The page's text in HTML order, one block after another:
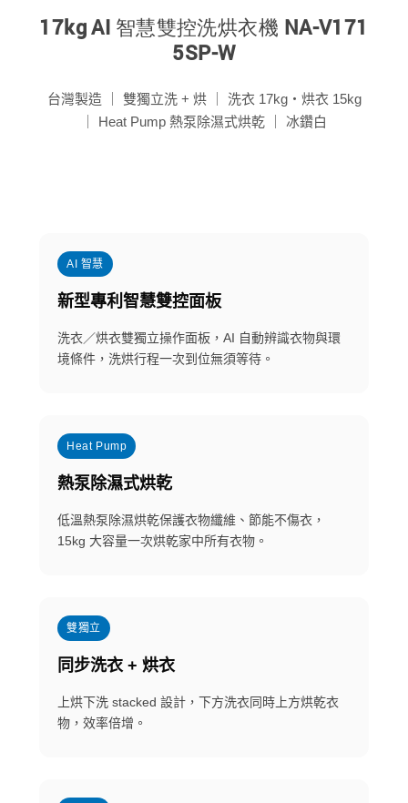
17kg AI 智慧雙控洗烘衣機 NA-V171
5SP-W
台灣製造 ｜ 雙獨立洗 + 烘 ｜ 洗衣 17kg・烘衣 15kg
｜ Heat Pump 熱泵除濕式烘乾 ｜ 冰鑽白
AI 智慧
新型專利智慧雙控面板
洗衣／烘衣雙獨立操作面板，AI 自動辨識衣物與環
境條件，洗烘行程一次到位無須等待。
Heat Pump
熱泵除濕式烘乾
低溫熱泵除濕烘乾保護衣物纖維、節能不傷衣，
15kg 大容量一次烘乾家中所有衣物。
雙獨立
同步洗衣 + 烘衣
上烘下洗 stacked 設計，下方洗衣同時上方烘乾衣
物，效率倍增。